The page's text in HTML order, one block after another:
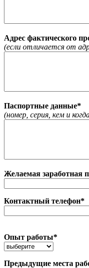
Адрес фактического
(если отличается от
Паспортные данные*
(номер, серия, кем и
Желаемая заработная
Контактный телефон*
Опыт работы*
Предыдущие места